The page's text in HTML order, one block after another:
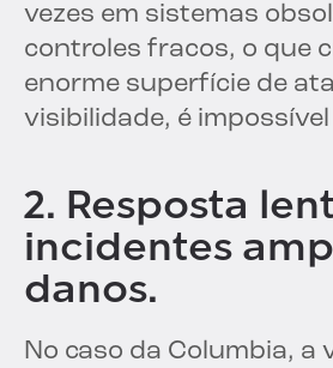
vezes em sistemas
controles fracos, o que
enorme superfície de
visibilidade, é
2. Resposta
incidentes
danos.
No caso da Columbia, a